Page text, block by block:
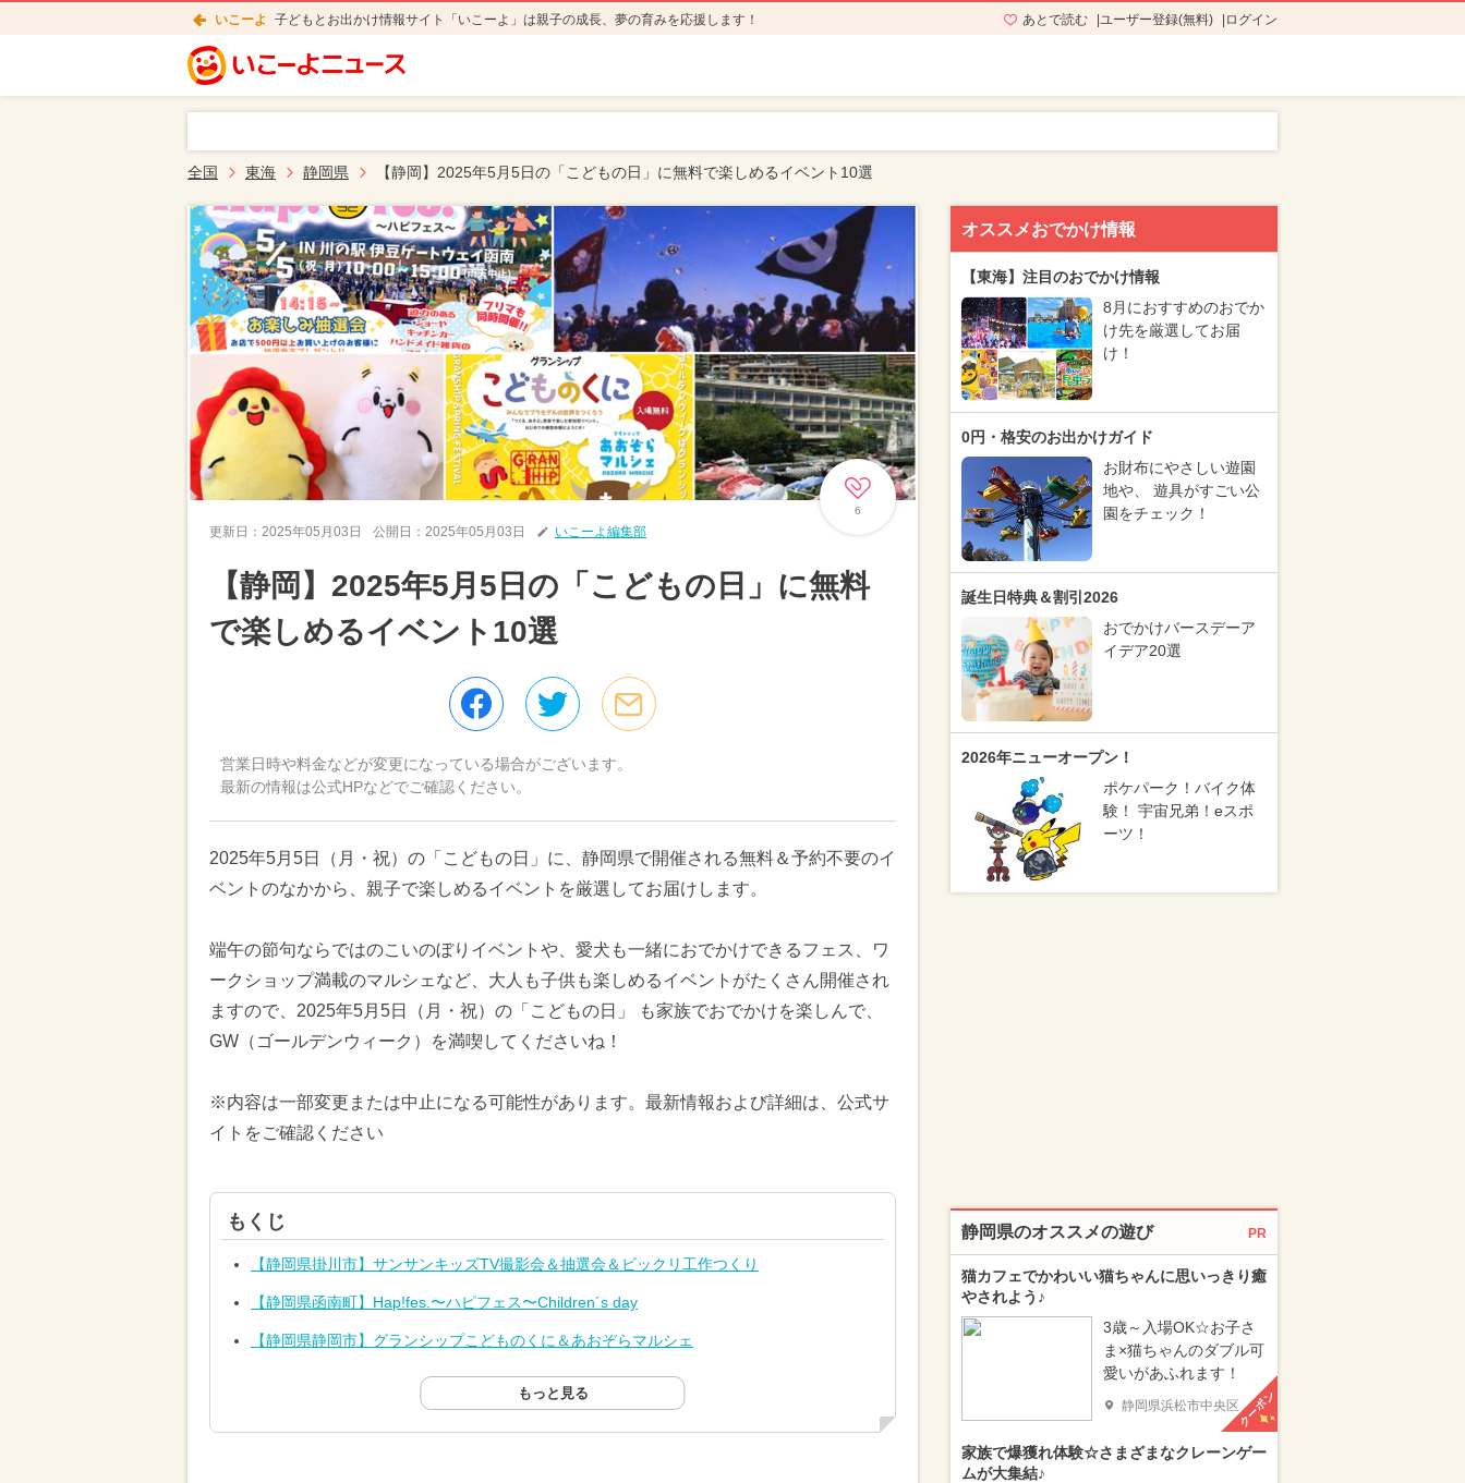
いこーよ 子どもとお出かけ情報サイト「いこーよ」は親子の成長、夢の育みを応援します！ あとで読む ユーザー登録(無料) ログイン
全国 東海 静岡県 【静岡】2025年5月5日の「こどもの日」に無料で楽しめるイベント10選
6
更新日： 2025年05月03日 公開日： 2025年05月03日 いこーよ編集部
【静岡】2025年5月5日の「こどもの日」に無料
で楽しめるイベント10選
営業日時や料金などが変更になっている場合がございます。
最新の情報は公式HPなどでご確認ください。
2025年5月5日（月・祝）の「こどもの日」に、静岡県で開催される無料＆予約不要のイ
ベントのなかから、親子で楽しめるイベントを厳選してお届けします。
端午の節句ならではのこいのぼりイベントや、愛犬も一緒におでかけできるフェス、ワ
ークショップ満載のマルシェなど、大人も子供も楽しめるイベントがたくさん開催され
ますので、2025年5月5日（月・祝）の「こどもの日」 も家族でおでかけを楽しんで、
GW（ゴールデンウィーク）を満喫してくださいね！
※内容は一部変更または中止になる可能性があります。最新情報および詳細は、公式サ
イトをご確認ください
もくじ
【静岡県掛川市】サンサンキッズTV撮影会＆抽選会＆ビックリ工作つくり
【静岡県函南町】Hap!fes.〜ハピフェス〜Children´s day
【静岡県静岡市】グランシップこどものくに＆あおぞらマルシェ
もっと見る
オススメおでかけ情報
【東海】注目のおでかけ情報
8月におすすめのおでか
け先を厳選してお届
け！
0円・格安のお出かけガイド
お財布にやさしい遊園
地や、 遊具がすごい公
園をチェック！
誕生日特典＆割引2026
おでかけバースデーア
イデア20選
2026年ニューオープン！
ポケパーク！バイク体
験！ 宇宙兄弟！eスポ
ーツ！
静岡県のオススメの遊び PR
猫カフェでかわいい猫ちゃんに思いっきり癒
やされよう♪
3歳～入場OK☆お子さ
ま×猫ちゃんのダブル可
愛いがあふれます！
静岡県浜松市中央区クーポン
家族で爆獲れ体験☆さまざまなクレーンゲー
ムが大集結♪